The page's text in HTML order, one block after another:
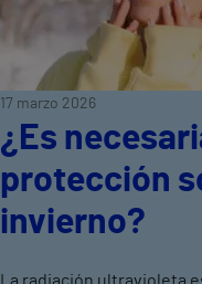
17 marzo 2026
¿Es
protección
invierno?